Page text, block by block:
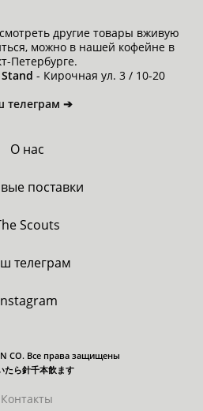
другие товары вживую
можно в нашей кофейне в
Петербурге.
- Кирочная ул. 3 / 10-20
телеграм ➔
О нас
поставки
Scouts
телеграм
CO. Все права защищены
たら針千本飲ます
Контакты